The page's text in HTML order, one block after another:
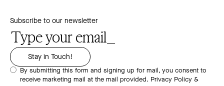
Subscribe to our newsletter
By submitting this form and signing up for mail, you consent to
receive marketing mail at the mail provided. Privacy Policy &